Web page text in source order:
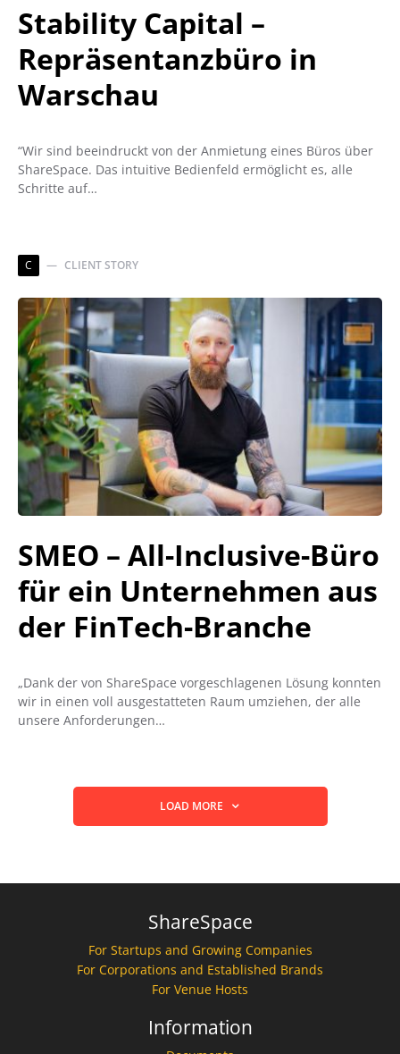
Stability Capital –
Repräsentanzbüro in
Warschau
“Wir sind beeindruckt von der Anmietung eines Büros über
ShareSpace. Das intuitive Bedienfeld ermöglicht es, alle
Schritte auf…
C CLIENT STORY
SMEO – All-Inclusive-Büro
für ein Unternehmen aus
der FinTech-Branche
„Dank der von ShareSpace vorgeschlagenen Lösung konnten
wir in einen voll ausgestatteten Raum umziehen, der alle
unsere Anforderungen…
LOAD MORE
ShareSpace
For Startups and Growing Companies
For Corporations and Established Brands
For Venue Hosts
Information